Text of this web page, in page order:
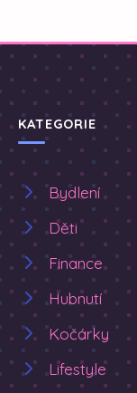
KATEGORIE
Bydlení
Děti
Finance
Hubnutí
Kočárky
Lifestyle